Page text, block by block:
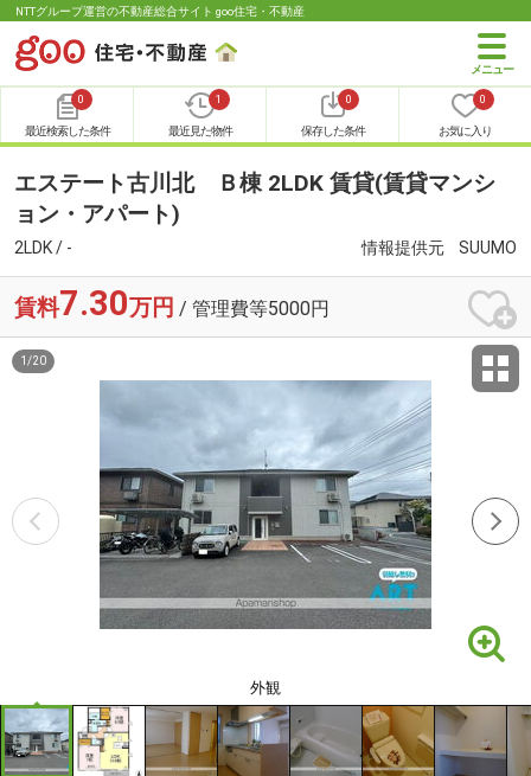
NTTグループ運営の不動産総合サイト goo住宅・不動産
0
最近検索した条件
1
最近見た物件
0
保存した条件
0
お気に入り
エステート古川北 Ｂ棟 2LDK 賃貸(賃貸マンシ
ョン・アパート)
2LDK / - 情報提供元 SUUMO
賃料7.30万円 / 管理費等5000円
外観
1 /20